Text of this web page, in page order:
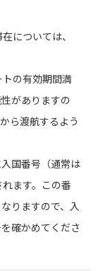
については、
の有効期間満
がありますの
ら渡航するよう
国番号（通常は
ます。この番
りますので、入
確かめてくださ